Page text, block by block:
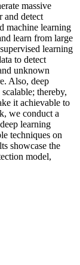
massive
and detect
machine learning
learn from large
learning
to detect
unknown
Also, deep
thereby,
it achievable to
we conduct a
learning
techniques on
showcase the
model,